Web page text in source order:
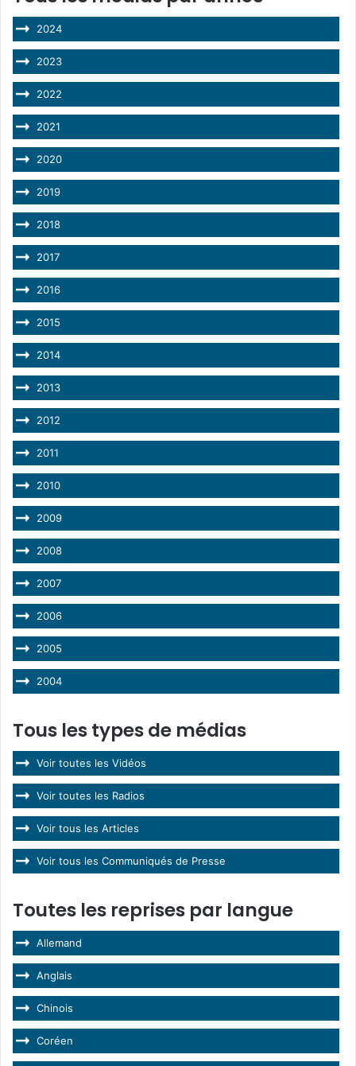
2024
2023
2022
2021
2020
2019
2018
2017
2016
2015
2014
2013
2012
2011
2010
2009
2008
2007
2006
2005
2004
Tous les types de médias
Voir toutes les Vidéos
Voir toutes les Radios
Voir tous les Articles
Voir tous les Communiqués de Presse
Toutes les reprises par langue
Allemand
Anglais
Chinois
Coréen